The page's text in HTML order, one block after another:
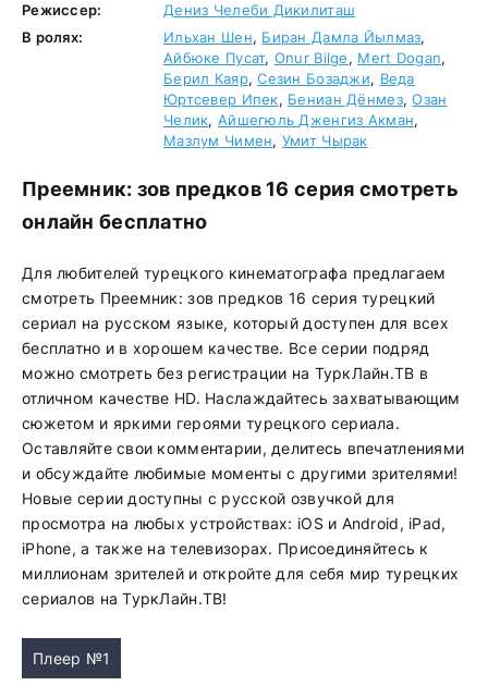
Режиссер:
Дениз Челеби Дикилиташ
В ролях:
Ильхан Шен, Биран Дамла Йылмаз,
Айбюке Пусат, Onur Bilge, Mert Dogan,
Берил Каяр,Сезин Бозаджи, Веда
Юртсевер Ипек, Бениан Дёнмез,Озан
Челик, Айшегюль Дженгиз Акман,
Мазлум Чимен, Умит Чырак
Преемник: зов предков 16 серия смотреть
онлайн бесплатно
Для любителей турецкого кинематографа предлагаем
смотреть Преемник: зов предков 16 серия турецкий
сериал на русском языке, который доступен для всех
бесплатно и в хорошем качестве. Все серии подряд
можно смотреть без регистрации на ТуркЛайн.ТВ в
отличном качестве HD. Наслаждайтесь захватывающим
сюжетом и яркими героями турецкого сериала.
Оставляйте свои комментарии, делитесь впечатлениями
и обсуждайте любимые моменты с другими зрителями!
Новые серии доступны с русской озвучкой для
просмотра на любых устройствах: iOS и Android, iPad,
iPhone, а также на телевизорах. Присоединяйтесь к
миллионам зрителей и откройте для себя мир турецких
сериалов на ТуркЛайн.ТВ!
Плеер №1